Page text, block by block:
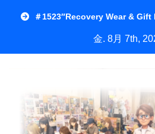
＃1523″Recovery Wear &
金. 8月 7th,